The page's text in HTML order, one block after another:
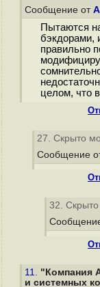
Сообщение от
Пытаются
бэкдорами,
правильно
целом, что
27. Скрыто
Сообщение
32.
11. "Компания
и системных